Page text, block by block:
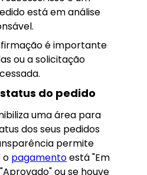
está em análise
é importante
ou a solicitação
do pedido
uma área para
dos seus pedidos
permite
o pagamentoestá "Em
ou se houve